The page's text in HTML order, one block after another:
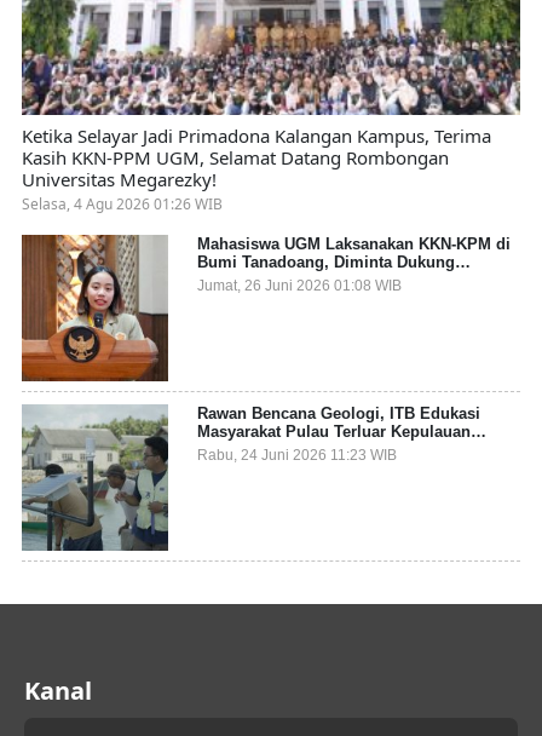
Ketika Selayar Jadi Primadona Kalangan Kampus, Terima
Kasih KKN-PPM UGM, Selamat Datang Rombongan
Universitas Megarezky!
Selasa, 4 Agu 2026 01:26 WIB
Mahasiswa UGM Laksanakan KKN-KPM di
Bumi Tanadoang, Diminta Dukung
Gemerlap dan Beri Solusi pada Persoalan
Sampah Pesisir
Jumat, 26 Juni 2026 01:08 WIB
Rawan Bencana Geologi, ITB Edukasi
Masyarakat Pulau Terluar Kepulauan
Selayar Terkait Mitigasi Berbasis Kawasan
Pesisir
Rabu, 24 Juni 2026 11:23 WIB
Kanal